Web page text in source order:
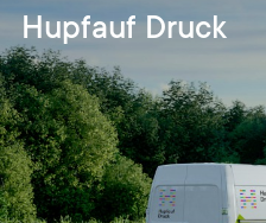
Hupfauf Druck